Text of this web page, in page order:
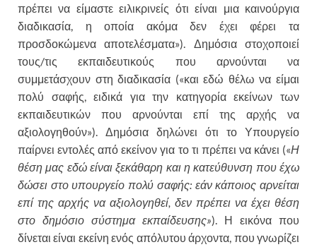
πρέπει να είμαστε ειλικρινείς ότι είναι μια καινούργια
διαδικασία, η οποία ακόμα δεν έχει φέρει τα
προσδοκώμενα αποτελέσματα»). Δημόσια στοχοποιεί
τους/τις εκπαιδευτικούς που αρνούνται να
συμμετάσχουν στη διαδικασία («και εδώ θέλω να είμαι
πολύ σαφής, ειδικά για την κατηγορία εκείνων των
εκπαιδευτικών που αρνούνται επί της αρχής να
αξιολογηθούν»). Δημόσια δηλώνει ότι το Υπουργείο
παίρνει εντολές από εκείνον για το τι πρέπει να κάνει («Η
θέση μας εδώ είναι ξεκάθαρη και η κατεύθυνση που έχω
δώσει στο υπουργείο πολύ σαφής: εάν κάποιος αρνείται
επί της αρχής να αξιολογηθεί, δεν πρέπει να έχει θέση
στο δημόσιο σύστημα εκπαίδευσης»). Η εικόνα που
δίνεται είναι εκείνη ενός απόλυτου άρχοντα, που γνωρίζει